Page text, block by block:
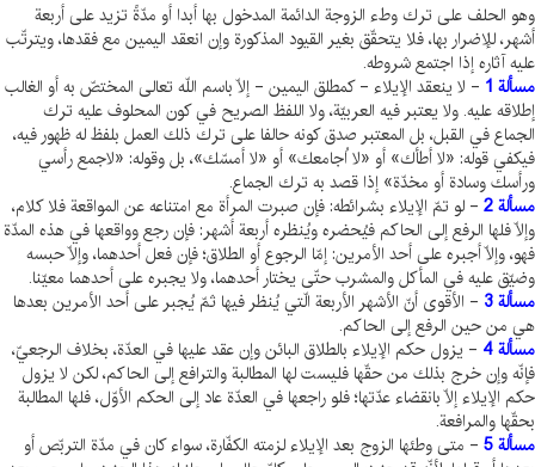
وهو الحلف على ترك وطء الزوجة الدائمة المدخول بها أبدا أو مدّةً تزيد على أربعة
أشهر، للإضرار بها، فلا يتحقّق بغير القيود المذكورة وإن انعقد اليمين مع فقدها، ويترتّب
عليه آثاره إذا اجتمع شروطه.
مسألة 1
- لا ينعقد الإيلاء - كمطلق اليمين - إلّا باسم اللّه تعالى المختصّ به أو الغالب
إطلاقه عليه. ولا يعتبر فيه العربيّة، ولا اللفظ الصريح في كون المحلوف عليه ترك
الجماع في القبل، بل المعتبر صدق كونه حالفا على ترك ذلك العمل بلفظ له ظهور فيه،
فيكفي قوله: «لا أطأك» أو «لا اُجامعك» أو «لا أمسّك»، بل وقوله: «لاجمع رأسي
ورأسك وسادة أو مخدّة» إذا قصد به ترك الجماع.
مسألة 2
- لو تمّ الإيلاء بشرائطه: فإن صبرت المرأة مع امتناعه عن المواقعة فلا كلام،
وإلّا فلها الرفع إلى الحاكم فيُحضره ويُنظره أربعة أشهر: فإن رجع وواقعها في هذه المدّة
فهو، وإلّا أجبره على أحد الأمرين: إمّا الرجوع أو الطلاق؛ فإن فعل أحدهما، وإلّا حبسه
وضيّق عليه في المأكل والمشرب حتّى يختار أحدهما، ولا يجبره على أحدهما معيّنا.
مسألة 3
- الأقوى أنّ الأشهر الأربعة الّتي يُنظر فيها ثمّ يُجبر على أحد الأمرين بعدها
هي من حين الرفع إلى الحاكم.
مسألة 4
- يزول حكم الإيلاء بالطلاق البائن وإن عقد عليها في العدّة، بخلاف الرجعيّ،
فإنّه وإن خرج بذلك من حقّها فليست لها المطالبة والترافع إلى الحاكم، لكن لا يزول
حكم الإيلاء إلّا بانقضاء عدّتها؛ فلو راجعها في العدّة عاد إلى الحكم الأوّل، فلها المطالبة
بحقّها والمرافعة.
مسألة 5
- متى وطئها الزوج بعد الإيلاء لزمته الكفّارة، سواء كان في مدّة التربّص أو